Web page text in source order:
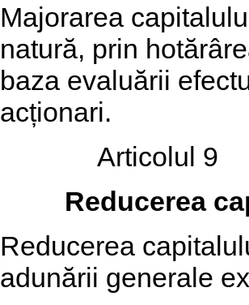
Majorarea
natură, prin
baza evaluării
acționari.
Articolul 9
Reducerea
Reducerea
adunării generale